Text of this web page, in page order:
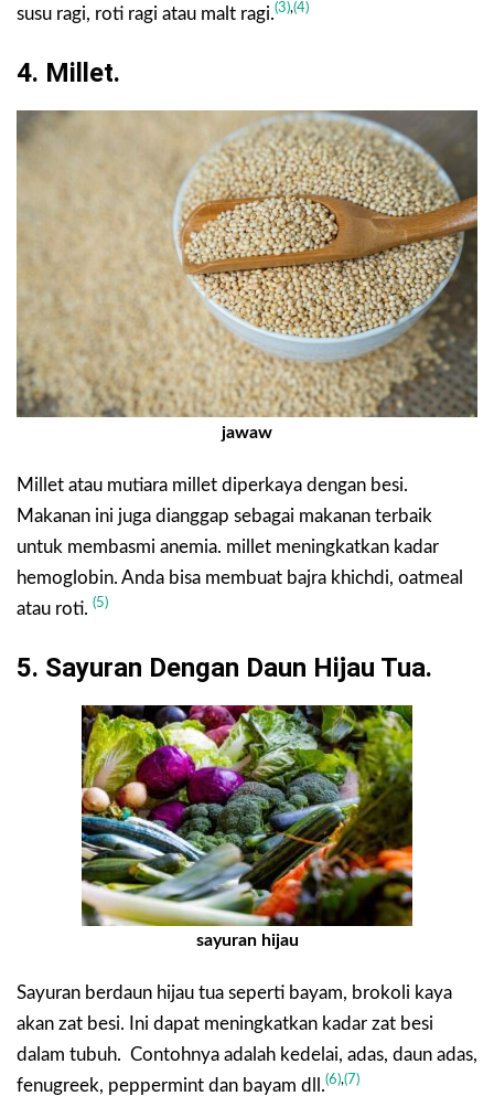
susu ragi, roti ragi atau malt ragi.(3),(4)
4. Millet.
jawaw
Millet atau mutiara millet diperkaya dengan besi.
Makanan ini juga dianggap sebagai makanan terbaik
untuk membasmi anemia. millet meningkatkan kadar
hemoglobin. Anda bisa membuat bajra khichdi, oatmeal
atau roti. (5)
5. Sayuran Dengan Daun Hijau Tua.
sayuran hijau
Sayuran berdaun hijau tua seperti bayam, brokoli kaya
akan zat besi. Ini dapat meningkatkan kadar zat besi
dalam tubuh. Contohnya adalah kedelai, adas, daun adas,
fenugreek, peppermint dan bayam dll.(6),(7)